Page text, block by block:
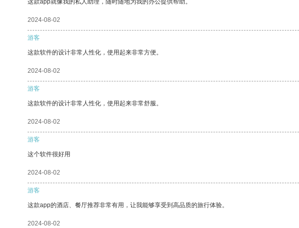
这款app就像我的私人助理，随时随地为我的办公提供帮助。
2024-08-02
游客
这款软件的设计非常人性化，使用起来非常方便。
2024-08-02
游客
这款软件的设计非常人性化，使用起来非常舒服。
2024-08-02
游客
这个软件很好用
2024-08-02
游客
这款app的酒店、餐厅推荐非常有用，让我能够享受到高品质的旅行体验。
2024-08-02